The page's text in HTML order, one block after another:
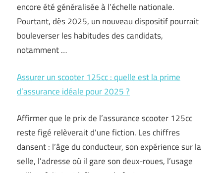
encore été généralisée à l’échelle nationale.
Pourtant, dès 2025, un nouveau dispositif pourrait
bouleverser les habitudes des candidats,
notamment …
Assurer un scooter 125cc : quelle est la prime
d’assurance idéale pour 2025 ?
Affirmer que le prix de l’assurance scooter 125cc
reste figé relèverait d’une fiction. Les chiffres
dansent : l’âge du conducteur, son expérience sur la
selle, l’adresse où il gare son deux-roues, l’usage